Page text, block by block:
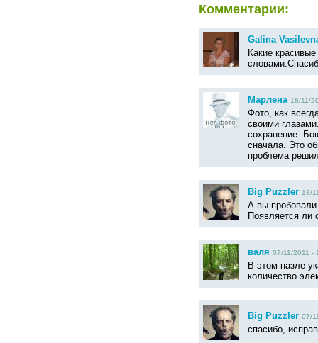
Комментарии:
Galina
Какие
Марлена 18/11/
Фото, как
своими
сохранение.
сначала. Это
проблема
Big Puzzler 18/
А вы пробовали
Появляется ли
валя 07/11/2011 -
В этом пазле
количество
Big Puzzler 07/
спасибо,